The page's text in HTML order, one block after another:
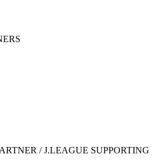
/ J.LEAGUE SUPPORTING